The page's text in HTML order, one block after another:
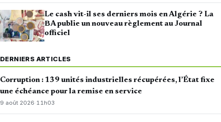
Le cash vit-il ses derniers mois en Algérie ? La
BA publie un nouveau règlement au Journal
officiel
DERNIERS ARTICLES
Corruption : 139 unités industrielles récupérées, l’État fixe
une échéance pour la remise en service
9 août 2026·11h03